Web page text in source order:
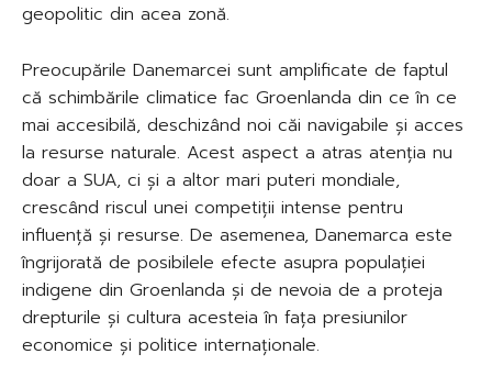
geopolitic din acea zonă.
Preocupările Danemarcei sunt amplificate de faptul
că schimbările climatice fac Groenlanda din ce în ce
mai accesibilă, deschizând noi căi navigabile și acces
la resurse naturale. Acest aspect a atras atenția nu
doar a SUA, ci și a altor mari puteri mondiale,
crescând riscul unei competiții intense pentru
influență și resurse. De asemenea, Danemarca este
îngrijorată de posibilele efecte asupra populației
indigene din Groenlanda și de nevoia de a proteja
drepturile și cultura acesteia în fața presiunilor
economice și politice internaționale.